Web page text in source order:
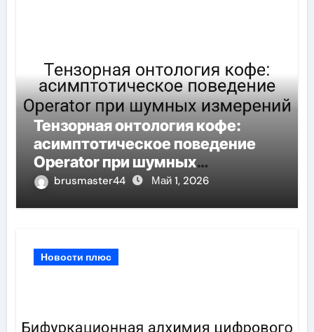
Тензорная онтология кофе:
асимптотическое поведение
Operator при шумных
измерений
brusmaster44 Май 1, 2026
Новости плюс